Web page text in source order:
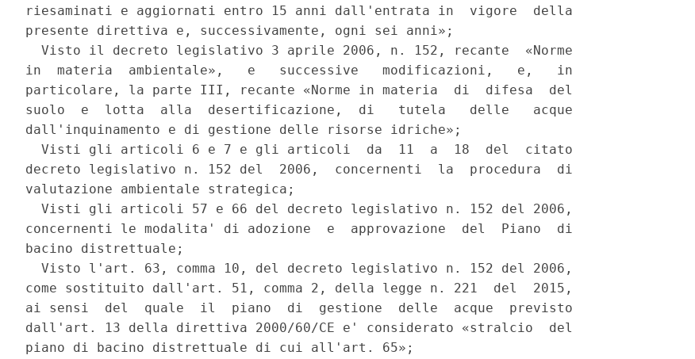
riesaminati e aggiornati entro 15 anni dall'entrata in  vigore  della
presente direttiva e, successivamente, ogni sei anni»;
  Visto il decreto legislativo 3 aprile 2006, n. 152, recante  «Norme
in  materia  ambientale»,   e   successive   modificazioni,   e,   in
particolare, la parte III, recante «Norme in materia  di  difesa  del
suolo  e  lotta  alla  desertificazione,  di   tutela   delle   acque
dall'inquinamento e di gestione delle risorse idriche»;
  Visti gli articoli 6 e 7 e gli articoli  da  11  a  18  del  citato
decreto legislativo n. 152 del  2006,  concernenti  la  procedura  di
valutazione ambientale strategica;
  Visti gli articoli 57 e 66 del decreto legislativo n. 152 del 2006,
concernenti le modalita' di adozione  e  approvazione  del  Piano  di
bacino distrettuale;
  Visto l'art. 63, comma 10, del decreto legislativo n. 152 del 2006,
come sostituito dall'art. 51, comma 2, della legge n. 221  del  2015,
ai sensi  del  quale  il  piano  di  gestione  delle  acque  previsto
dall'art. 13 della direttiva 2000/60/CE e' considerato «stralcio  del
piano di bacino distrettuale di cui all'art. 65»;